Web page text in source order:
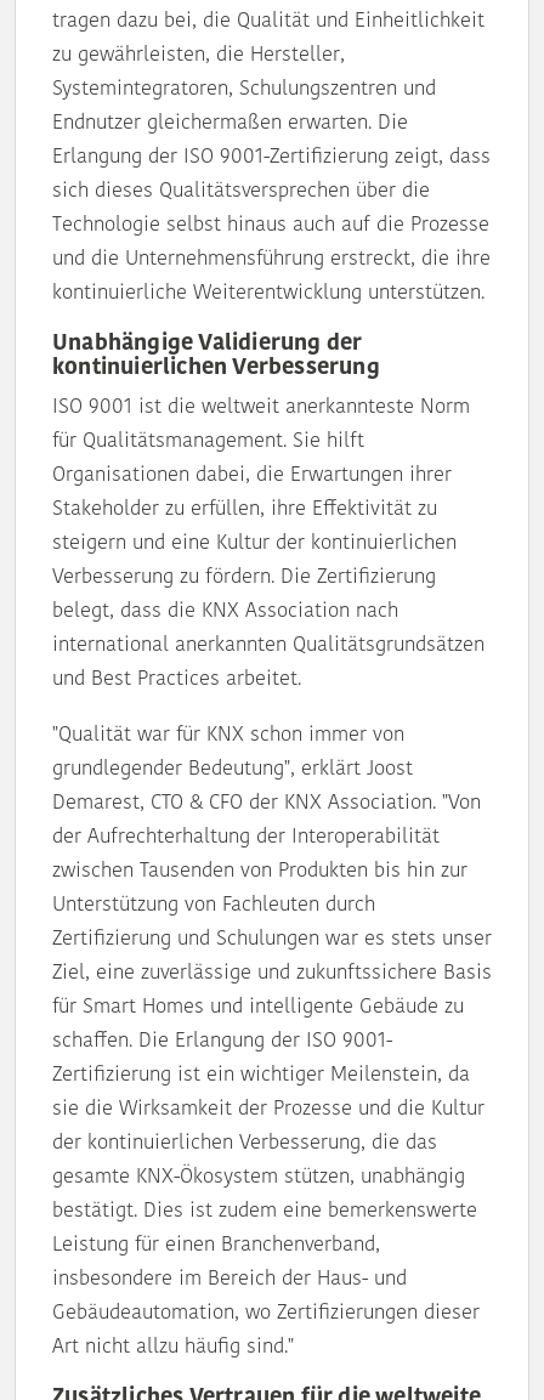
tragen dazu bei, die Qualität und Einheitlichkeit
zu gewährleisten, die Hersteller,
Systemintegratoren, Schulungszentren und
Endnutzer gleichermaßen erwarten. Die
Erlangung der ISO 9001-Zertifizierung zeigt, dass
sich dieses Qualitätsversprechen über die
Technologie selbst hinaus auch auf die Prozesse
und die Unternehmensführung erstreckt, die ihre
kontinuierliche Weiterentwicklung unterstützen.
Unabhängige Validierung der
kontinuierlichen Verbesserung
ISO 9001 ist die weltweit anerkannteste Norm
für Qualitätsmanagement. Sie hilft
Organisationen dabei, die Erwartungen ihrer
Stakeholder zu erfüllen, ihre Effektivität zu
steigern und eine Kultur der kontinuierlichen
Verbesserung zu fördern. Die Zertifizierung
belegt, dass die KNX Association nach
international anerkannten Qualitätsgrundsätzen
und Best Practices arbeitet.
"Qualität war für KNX schon immer von
grundlegender Bedeutung", erklärt Joost
Demarest, CTO & CFO der KNX Association. "Von
der Aufrechterhaltung der Interoperabilität
zwischen Tausenden von Produkten bis hin zur
Unterstützung von Fachleuten durch
Zertifizierung und Schulungen war es stets unser
Ziel, eine zuverlässige und zukunftssichere Basis
für Smart Homes und intelligente Gebäude zu
schaffen. Die Erlangung der ISO 9001-
Zertifizierung ist ein wichtiger Meilenstein, da
sie die Wirksamkeit der Prozesse und die Kultur
der kontinuierlichen Verbesserung, die das
gesamte KNX-Ökosystem stützen, unabhängig
bestätigt. Dies ist zudem eine bemerkenswerte
Leistung für einen Branchenverband,
insbesondere im Bereich der Haus- und
Gebäudeautomation, wo Zertifizierungen dieser
Art nicht allzu häufig sind."